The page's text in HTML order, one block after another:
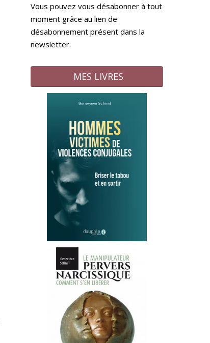
Vous pouvez vous désabonner à tout
moment grâce au lien de
désabonnement présent dans la
newsletter.
MES LIVRES